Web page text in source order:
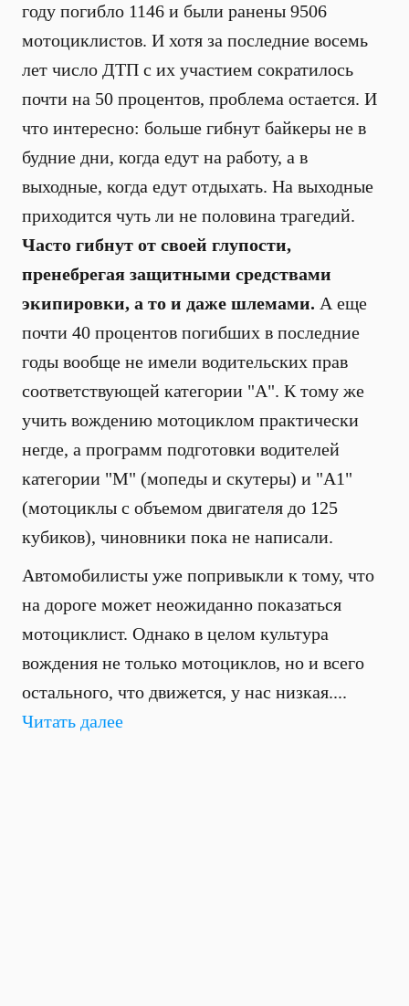
году погибло 1146 и были ранены 9506
мотоциклистов. И хотя за последние восемь
лет число ДТП с их участием сократилось
почти на 50 процентов, проблема остается. И
что интересно: больше гибнут байкеры не в
будние дни, когда едут на работу, а в
выходные, когда едут отдыхать. На выходные
приходится чуть ли не половина трагедий.
Часто гибнут от своей глупости,
пренебрегая защитными средствами
экипировки, а то и даже шлемами. А еще
почти 40 процентов погибших в последние
годы вообще не имели водительских прав
соответствующей категории "А". К тому же
учить вождению мотоциклом практически
негде, а программ подготовки водителей
категории "М" (мопеды и скутеры) и "А1"
(мотоциклы с объемом двигателя до 125
кубиков), чиновники пока не написали.
Автомобилисты уже попривыкли к тому, что
на дороге может неожиданно показаться
мотоциклист. Однако в целом культура
вождения не только мотоциклов, но и всего
остального, что движется, у нас низкая....
Читать далее